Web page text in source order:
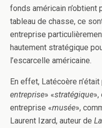
fonds américain n’obtient
tableau de chasse, ce
entreprise
hautement stratégique
l’escarcelle américaine.
En effet, Latécoère
entreprise» «stratégique»,
entreprise «musée»,
Laurent Izard, auteur de